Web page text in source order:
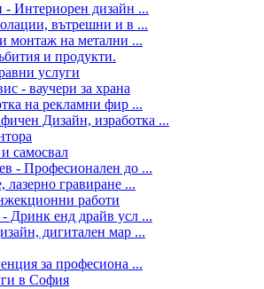
Интериорен дизайн ...
вътрешни и в ...
монтаж на метални ...
и продукти.
услуги
- ваучери за храна
на рекламни фир ...
Дизайн, изработка ...
самосвал
- Професионален до ...
лазерно гравиране ...
работи
Дринк енд драйв усл ...
дигитален мар ...
за професиона ...
в София